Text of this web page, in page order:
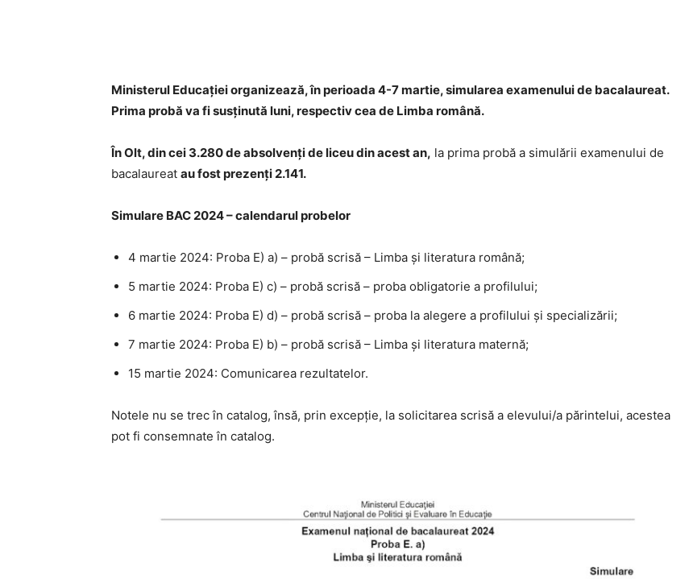
Ministerul Educaţiei organizează, în perioada 4-7 martie, simularea examenului de bacalaureat.
Prima probă va fi susţinută luni, respectiv cea de Limba română.
În Olt, din cei 3.280 de absolvenți de liceu din acest an, la prima probă a simulării examenului de
bacalaureat au fost prezenți 2.141.
Simulare BAC 2024 – calendarul probelor
4 martie 2024: Proba E) a) – probă scrisă – Limba şi literatura română;
5 martie 2024: Proba E) c) – probă scrisă – proba obligatorie a profilului;
6 martie 2024: Proba E) d) – probă scrisă – proba la alegere a profilului şi specializării;
7 martie 2024: Proba E) b) – probă scrisă – Limba şi literatura maternă;
15 martie 2024: Comunicarea rezultatelor.
Notele nu se trec în catalog, însă, prin excepţie, la solicitarea scrisă a elevului/a părintelui, acestea
pot fi consemnate în catalog.